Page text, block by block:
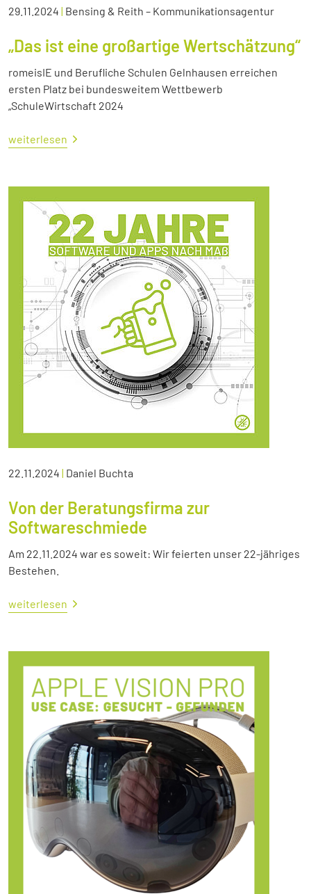
29.11.2024 | Bensing & Reith – Kommunikationsagentur
„Das ist eine großartige Wertschätzung“
romeisIE und Berufliche Schulen Gelnhausen erreichen
ersten Platz bei bundesweitem Wettbewerb
„SchuleWirtschaft 2024
weiterlesen
22.11.2024 | Daniel Buchta
Von der Beratungsfirma zur
Softwareschmiede
Am 22.11.2024 war es soweit: Wir feierten unser 22-jähriges
Bestehen.
weiterlesen